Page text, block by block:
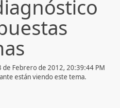
de Febrero de 2012, 20:39:44 PM
están viendo este tema.